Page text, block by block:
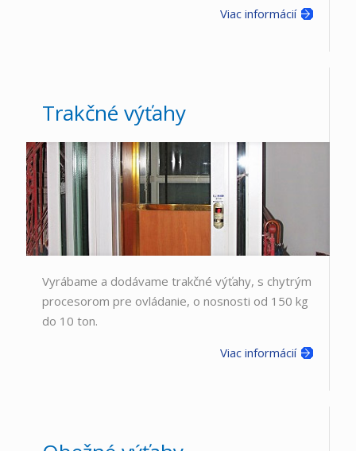
Viac informácií
Trakčné výťahy
Vyrábame a dodávame trakčné výťahy, s chytrým
procesorom pre ovládanie, o nosnosti od 150 kg
do 10 ton.
Viac informácií